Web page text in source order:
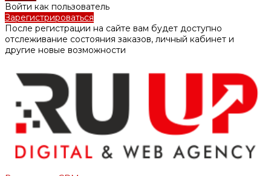
Войти как пользователь
Зарегистрироваться
После регистрации на сайте вам будет доступно
отслеживание состояния заказов, личный кабинет и
другие новые возможности